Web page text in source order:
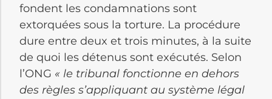
fondent les condamnations sont
extorquées sous la torture. La procédure
dure entre deux et trois minutes, à la suite
de quoi les détenus sont exécutés. Selon
l’ONG « le tribunal fonctionne en dehors
des règles s’appliquant au système légal